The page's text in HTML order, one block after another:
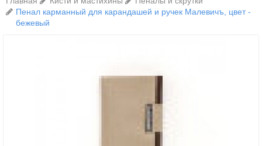
Пенал карманный для карандашей и ручек Малевичъ, цвет -
бежевый